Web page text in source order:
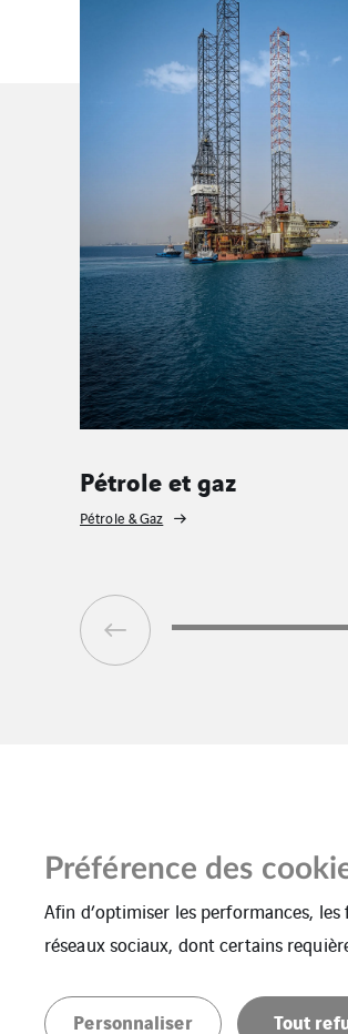
Nucléaire
Nucléaire
Mentions Légales
Préférence des
Afin d’optimiser les performances,
réseaux sociaux, dont certains
Personnaliser Tout